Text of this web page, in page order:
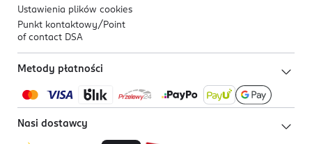
Ustawienia plików cookies
Punkt kontaktowy/ Point
of contact DSA
Metody płatności
Nasi dostawcy